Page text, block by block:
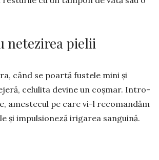
netezirea pielii
când se poar­tă fustele mini și
ce­lulita devine un coșmar. Intro­
ames­tecul pe care vi-l re­co­mandăm
și im­pul­sioneză irigarea san­g­uină.